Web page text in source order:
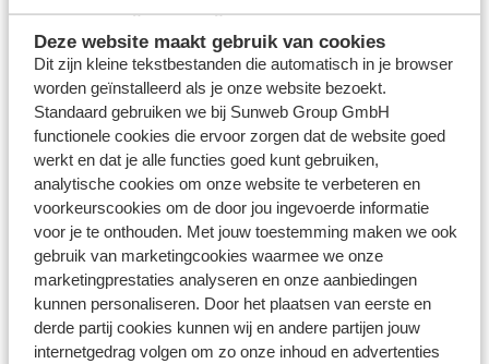
Deze website maakt gebruik van cookies
Dit zijn kleine tekstbestanden die automatisch in je browser
worden geïnstalleerd als je onze website bezoekt.
Standaard gebruiken we bij Sunweb Group GmbH
functionele cookies die ervoor zorgen dat de website goed
werkt en dat je alle functies goed kunt gebruiken,
analytische cookies om onze website te verbeteren en
voorkeurscookies om de door jou ingevoerde informatie
voor je te onthouden. Met jouw toestemming maken we ook
gebruik van marketingcookies waarmee we onze
marketingprestaties analyseren en onze aanbiedingen
kunnen personaliseren. Door het plaatsen van eerste en
derde partij cookies kunnen wij en andere partijen jouw
internetgedrag volgen om zo onze inhoud en advertenties
Powerbanks
Powerbanks mogen uitsluitend worden meegenomen in de
handbagage. Het is niet toegestaan om een powerbank in
de ingecheckte bagage te vervoeren.
Let op: de regels voor het meenemen van powerbanks
kunnen per luchtvaartmaatschappij verschillen. Controleer
daarom vóór vertrek altijd de bagagevoorwaarden van de
luchtvaartmaatschappij waarmee je reist. Zo weet je zeker
dat jouw powerbank voldoet aan de geldende eisen.
Kijk op dewebsite van diplomatievoor meer informatie.